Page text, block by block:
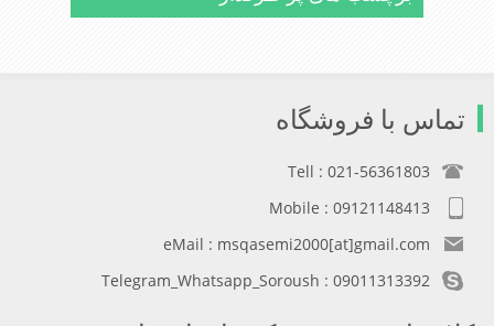
تماس با فروشگاه
Tell : 021-56361803
Mobile : 09121148413
eMail : msqasemi2000[at]gmail.com
Telegram_Whatsapp_Soroush : 09011313392